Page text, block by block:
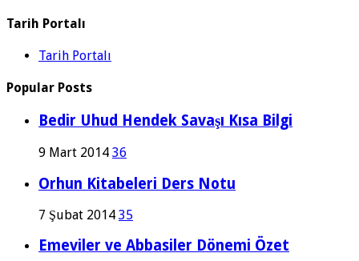
Tarih Portalı
Tarih Portalı
Popular Posts
Bedir Uhud Hendek Savaşı Kısa Bilgi
9 Mart 2014 36
Orhun Kitabeleri Ders Notu
7 Şubat 2014 35
Emeviler ve Abbasiler Dönemi Özet